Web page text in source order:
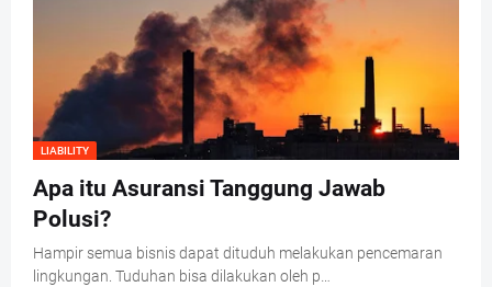
LIABILITY
Apa itu Asuransi Tanggung Jawab
Polusi?
Hampir semua bisnis dapat dituduh melakukan pencemaran
lingkungan. Tuduhan bisa dilakukan oleh p…